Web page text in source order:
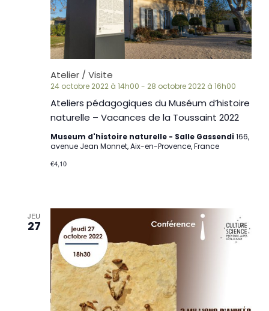
Atelier / Visite
Ateliers pédagogiques du Muséum d’histoire
naturelle – Vacances de la Toussaint 2022
24 octobre 2022 à 14h00 - 28 octobre 2022 à 16h00
Museum d'histoire naturelle - Salle Gassendi 166,
avenue Jean Monnet, Aix-en-Provence, France
€4,10
JEU
27